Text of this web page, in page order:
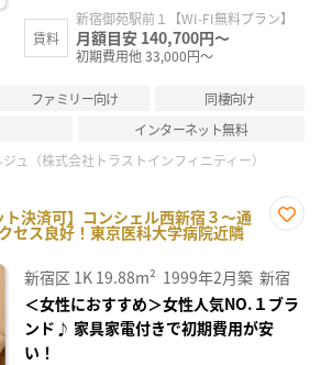
賃料
新宿御苑駅前１【WI-FI無料プラン】
月額目安 140,700円～
初期費用他 33,000円～
ファミリー向け
同棲向け
インターネット無料
ュ（株式会社トラストインフィニティー）
ト決済可】コンシェル西新宿３～通
セス良好！東京医科大学病院近隣
り登
録
新宿区 1K 19.88m² 1999年2月築 新宿
＜女性におすすめ＞女性人気NO.１ブラ
ンド♪ 家具家電付きで初期費用が安
い！